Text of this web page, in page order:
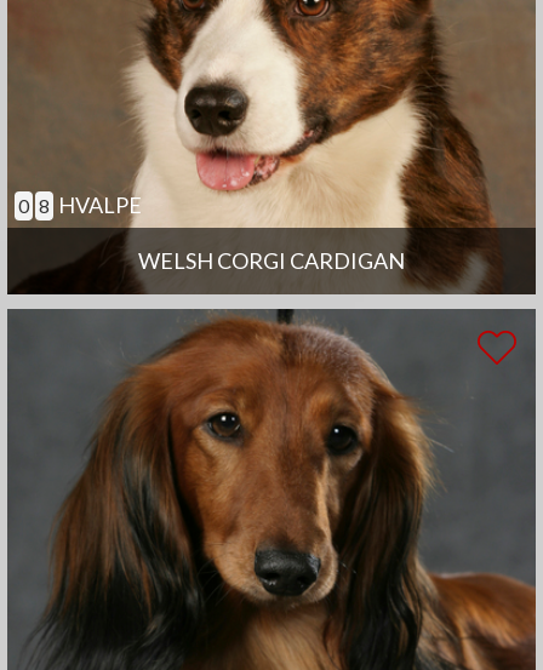
WELSH CORGI CARDIGAN
0 8 HVALPE